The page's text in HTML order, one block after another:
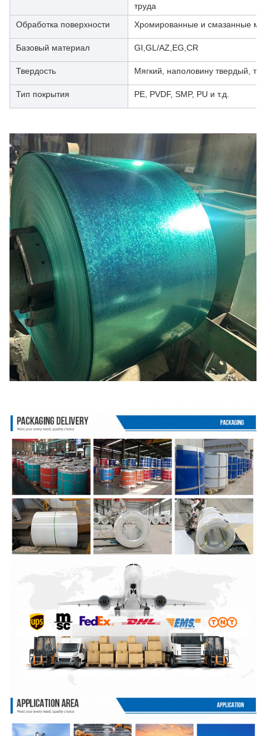
труда
Обработка поверхности
Хромированные и смазанные
Базовый материал GI,GL/AZ,EG,CR
Твердость Мягкий, наполовину твердый,
Тип покрытия PE, PVDF, SMP, PU и т.д.